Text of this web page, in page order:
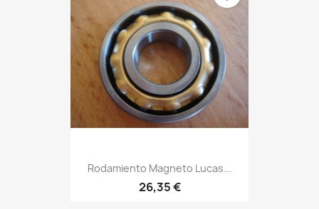
Rodamiento Magneto Lucas...
26,35 €